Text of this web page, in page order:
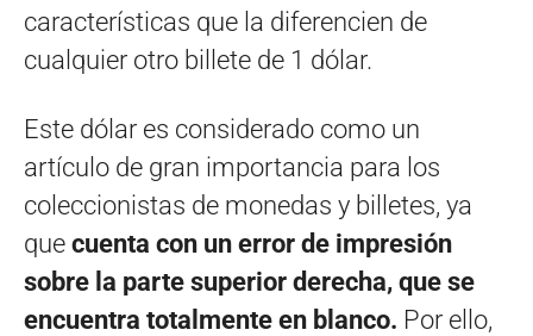
características que la diferencien de
cualquier otro billete de 1 dólar.
Este dólar es considerado como un
artículo de gran importancia para los
coleccionistas de monedas y billetes, ya
que cuenta con un error de impresión
sobre la parte superior derecha, que se
encuentra totalmente en blanco. Por ello,